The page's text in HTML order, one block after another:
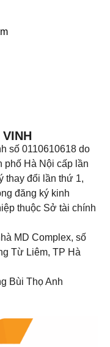
số 0110610618 do
phố Hà Nội cấp lần
thay đổi lần thứ 1,
đăng ký kinh
thuộc Sở tài chính
MD Complex, số
Từ Liêm, TP Hà
Bùi Thọ Anh